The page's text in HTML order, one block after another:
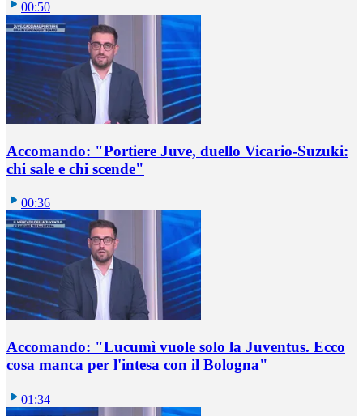
00:50
Accomando: "Portiere Juve, duello Vicario-Suzuki:
chi sale e chi scende"
00:36
Accomando: "Lucumì vuole solo la Juventus. Ecco
cosa manca per l'intesa con il Bologna"
01:34